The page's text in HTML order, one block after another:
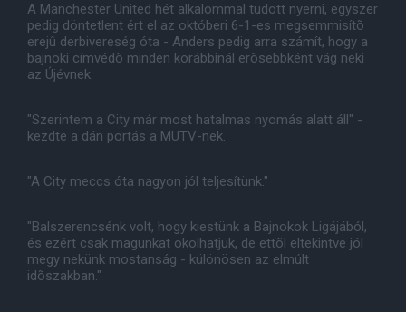
A Manchester United hét alkalommal tudott nyerni, egyszer
pedig döntetlent ért el az októberi 6-1-es megsemmisítõ
erejû derbivereség óta - Anders pedig arra számít, hogy a
bajnoki címvédõ minden korábbinál erõsebbként vág neki
az Újévnek.
"Szerintem a City már most hatalmas nyomás alatt áll" -
kezdte a dán portás a MUTV-nek.
"A City meccs óta nagyon jól teljesítünk."
"Balszerencsénk volt, hogy kiestünk a Bajnokok Ligájából,
és ezért csak magunkat okolhatjuk, de ettõl eltekintve jól
megy nekünk mostanság - különösen az elmúlt
idõszakban."